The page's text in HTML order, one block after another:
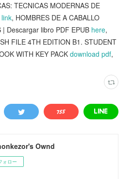
TECNICAS MODERNAS DE
link, HOMBRES DE A CABALLO
| Descargar libro PDF EPUB here,
FILE 4TH EDITION B1. STUDENT
WITH KEY PACK download pdf,
Ownd
ォロー